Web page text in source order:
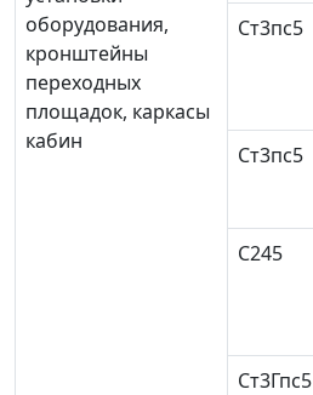
оборудования,
кронштейны
переходных
площадок, каркасы
кабин
Ст3пс5
Ст3пс5
С245
Ст3Гпс5